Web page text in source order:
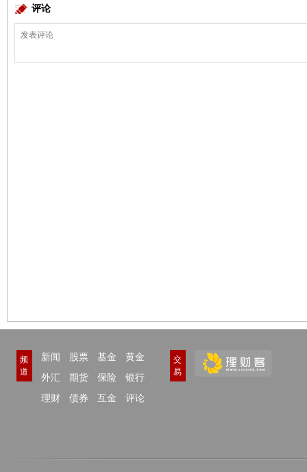
评论
频
道
新闻 股票 基金
黄金
外汇
期货 保险
银行
理财
债券 互金 评论
交
易